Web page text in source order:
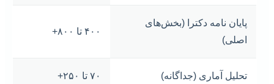
پایان نامه دکترا (بخش‌های
اصلی)
۴۰۰ تا ۸۰۰+
تحلیل آماری (جداگانه) ۷۰ تا ۲۵۰+